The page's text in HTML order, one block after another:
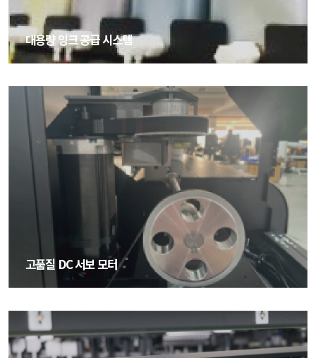
대용량 잉크 공급 시스템
대용량 잉크 공급 시스템
고품질 DC 서보 모터